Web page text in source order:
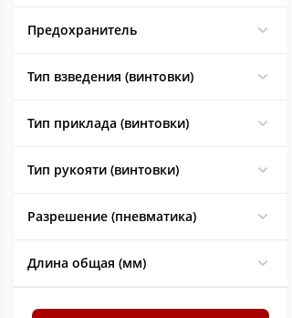
Предохранитель
Тип взведения (винтовки)
Тип приклада (винтовки)
Тип рукояти (винтовки)
Разрешение (пневматика)
Длина общая (мм)